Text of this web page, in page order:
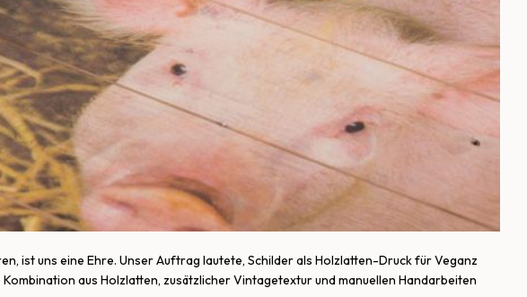
ist uns eine Ehre. Unser Auftrag lautete, Schilder als Holzlatten-Druck für Veganz
aus Holzlatten, zusätzlicher Vintagetextur und manuellen Handarbeiten